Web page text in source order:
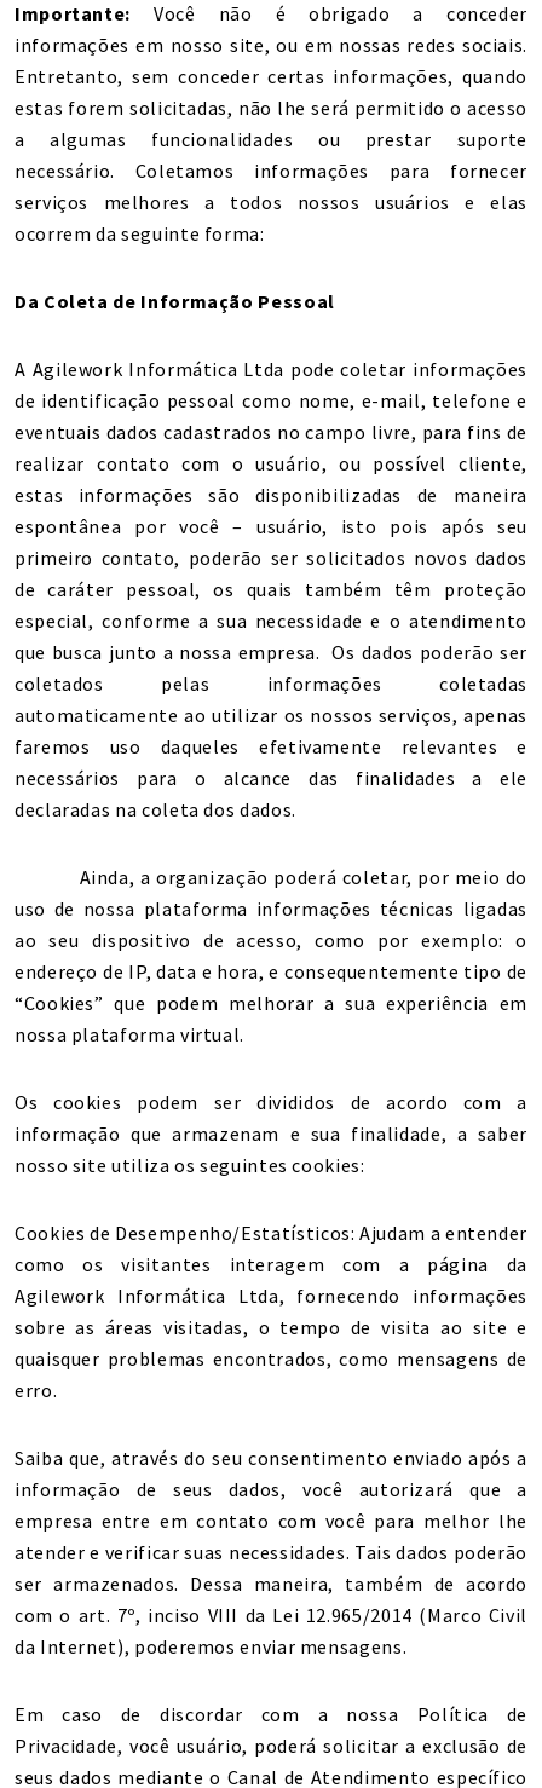
Importante: Você não é obrigado a conceder
informações em nosso site, ou em nossas redes sociais.
Entretanto, sem conceder certas informações, quando
estas forem solicitadas, não lhe será permitido o acesso
a algumas funcionalidades ou prestar suporte
necessário. Coletamos informações para fornecer
serviços melhores a todos nossos usuários e elas
ocorrem da seguinte forma:
Da Coleta de Informação Pessoal
A Agilework Informática Ltda pode coletar informações
de identificação pessoal como nome, e-mail, telefone e
eventuais dados cadastrados no campo livre, para fins de
realizar contato com o usuário, ou possível cliente,
estas informações são disponibilizadas de maneira
espontânea por você – usuário, isto pois após seu
primeiro contato, poderão ser solicitados novos dados
de caráter pessoal, os quais também têm proteção
especial, conforme a sua necessidade e o atendimento
que busca junto a nossa empresa. Os dados poderão ser
coletados pelas informações coletadas
automaticamente ao utilizar os nossos serviços, apenas
faremos uso daqueles efetivamente relevantes e
necessários para o alcance das finalidades a ele
declaradas na coleta dos dados.
Ainda, a organização poderá coletar, por meio do
uso de nossa plataforma informações técnicas ligadas
ao seu dispositivo de acesso, como por exemplo: o
endereço de IP, data e hora, e consequentemente tipo de
“Cookies” que podem melhorar a sua experiência em
nossa plataforma virtual.
Os cookies podem ser divididos de acordo com a
informação que armazenam e sua finalidade, a saber
nosso site utiliza os seguintes cookies:
Cookies de Desempenho/Estatísticos: Ajudam a entender
como os visitantes interagem com a página da
Agilework Informática Ltda, fornecendo informações
sobre as áreas visitadas, o tempo de visita ao site e
quaisquer problemas encontrados, como mensagens de
erro.
Saiba que, através do seu consentimento enviado após a
informação de seus dados, você autorizará que a
empresa entre em contato com você para melhor lhe
atender e verificar suas necessidades. Tais dados poderão
ser armazenados. Dessa maneira, também de acordo
com o art. 7º, inciso VIII da Lei 12.965/2014 (Marco Civil
da Internet), poderemos enviar mensagens.
Em caso de discordar com a nossa Política de
Privacidade, você usuário, poderá solicitar a exclusão de
seus dados mediante o Canal de Atendimento específico